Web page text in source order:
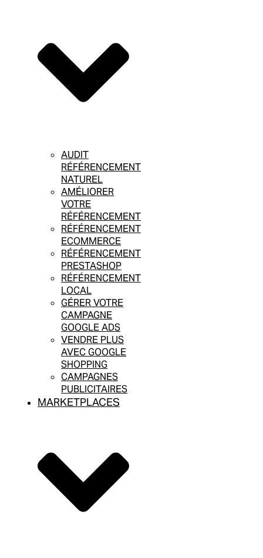
AUDIT
RÉFÉRENCEMENT
NATUREL
AMÉLIORER
VOTRE
RÉFÉRENCEMENT
RÉFÉRENCEMENT
ECOMMERCE
RÉFÉRENCEMENT
PRESTASHOP
RÉFÉRENCEMENT
LOCAL
GÉRER VOTRE
CAMPAGNE
GOOGLE ADS
VENDRE PLUS
AVEC GOOGLE
SHOPPING
CAMPAGNES
PUBLICITAIRES
MARKETPLACES